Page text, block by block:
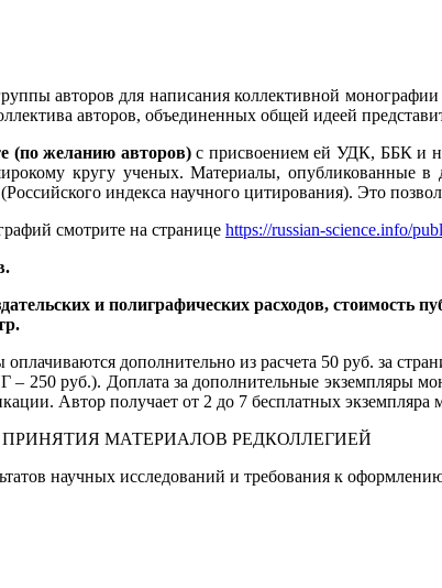
авторов для написания коллективной
авторов, объединенных общей идеей
(по желанию авторов)с присвоением ей УДК, ББК и
кругу ученых. Материалы, опубликованные в
индекса научного цитирования). Это
смотрите на странице https://russian-science.info/
и полиграфических расходов, стоимость
дополнительно из расчета 50 руб. за
250 руб.). Доплата за дополнительные экземпляры
Автор получает от 2 до 7 бесплатных
МАТЕРИАЛОВ РЕДКОЛЛЕГИЕЙ
научных исследований и требования к